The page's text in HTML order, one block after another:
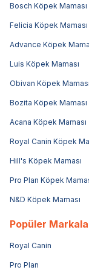
Bosch Köpek Maması
Felicia Köpek Maması
Advance Köpek
Luis Köpek Maması
Obivan Köpek Maması
Bozita Köpek Maması
Acana Köpek Maması
Royal Canin Köpek
Hill's Köpek Maması
Pro Plan Köpek
N&D Köpek Maması
Popüler
Royal Canin
Pro Plan